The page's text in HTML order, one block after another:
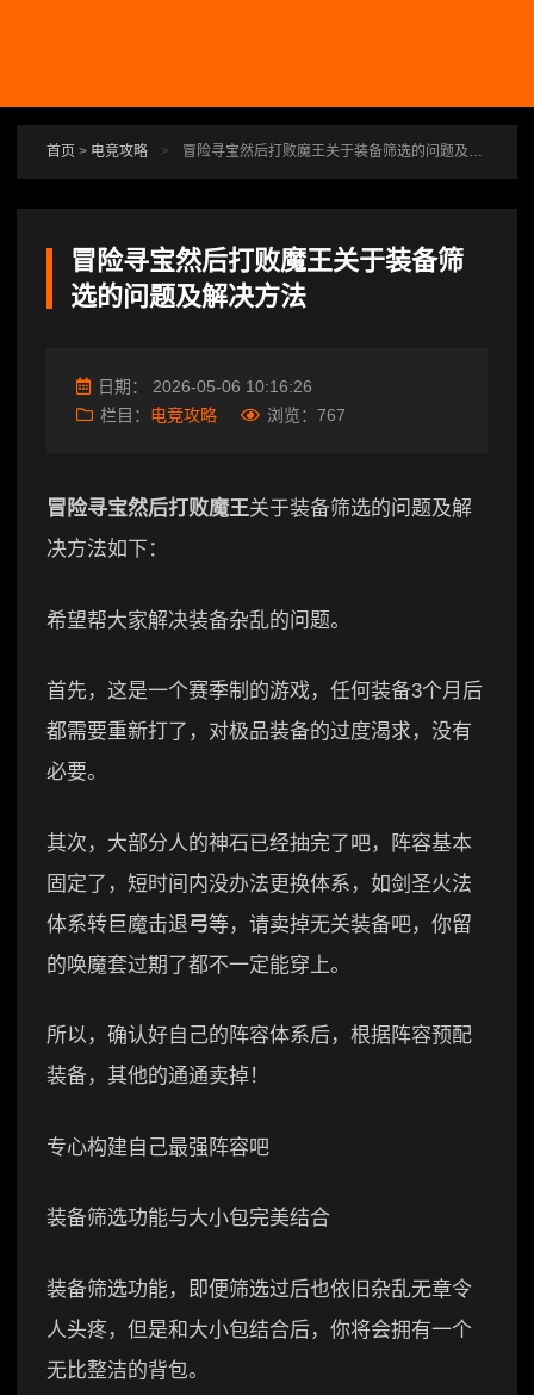
首页 > 电竞攻略 > 冒险寻宝然后打败魔王关于装备筛选的问题及解决方法
冒险寻宝然后打败魔王关于装备筛
选的问题及解决方法
日期： 2026-05-06 10:16:26
栏目： 电竞攻略 浏览： 767
冒险寻宝然后打败魔王关于装备筛选的问题及解
决方法如下：
希望帮大家解决装备杂乱的问题。
首先，这是一个赛季制的游戏，任何装备3个月后
都需要重新打了，对极品装备的过度渴求，没有
必要。
其次，大部分人的神石已经抽完了吧，阵容基本
固定了，短时间内没办法更换体系，如剑圣火法
体系转巨魔击退弓等，请卖掉无关装备吧，你留
的唤魔套过期了都不一定能穿上。
所以，确认好自己的阵容体系后，根据阵容预配
装备，其他的通通卖掉！
专心构建自己最强阵容吧
装备筛选功能与大小包完美结合
装备筛选功能，即便筛选过后也依旧杂乱无章令
人头疼，但是和大小包结合后，你将会拥有一个
无比整洁的背包。